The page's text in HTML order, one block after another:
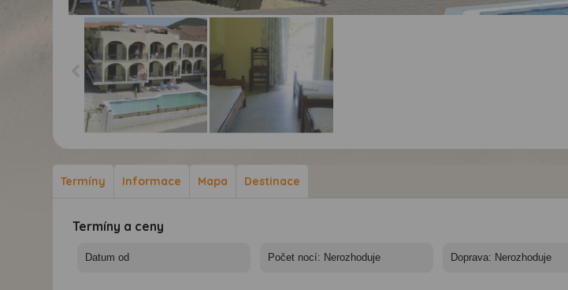
Studia Stone Bridge
Studia Stone Bridge
Termíny Informace Mapa Destinace
Termíny a ceny